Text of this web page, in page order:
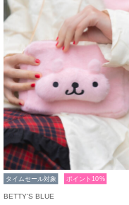
タイムセール対象 ポイント10%
BETTY'S BLUE